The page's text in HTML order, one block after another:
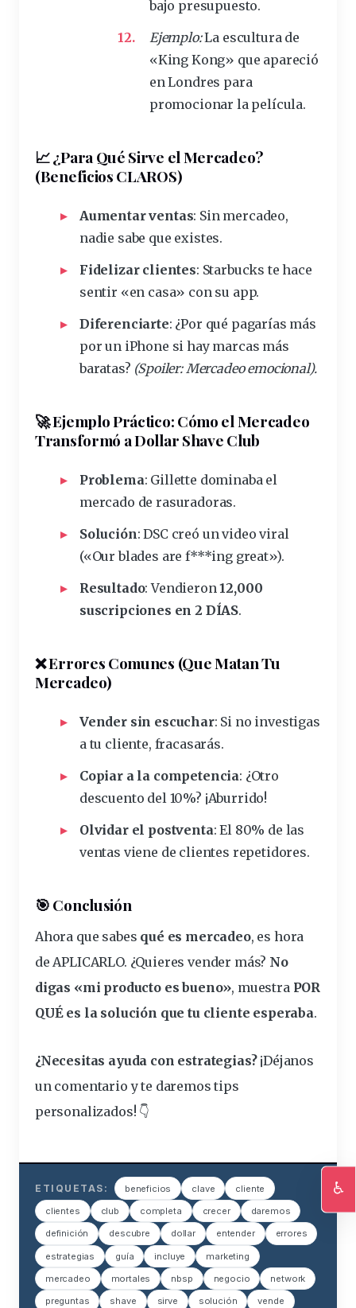
bajo presupuesto.
Ejemplo:La escultura de
«King Kong» que apareció
en Londres para
promocionar la película.
📈 ¿Para Qué Sirve el Mercadeo?
(Beneficios CLAROS)
Aumentarventas: Sin mercadeo,
nadie sabe que existes.
Fidelizar clientes: Starbucks te hace
sentir «en casa» con su app.
Diferenciarte: ¿Por qué pagarías más
por un iPhone si hay marcas más
baratas? (Spoiler: Mercadeo emocional).
🚀 Ejemplo Práctico: Cómo el Mercadeo
Transformó a Dollar Shave Club
Problema: Gillette dominaba el
mercado de rasuradoras.
Solución: DSC creó un video viral
(«Our blades are f***ing great»).
Resultado: Vendieron12,000
suscripciones en 2 DÍAS.
❌ Errores Comunes (Que Matan Tu
Mercadeo)
Vender sin escuchar: Si no investigas
a tu cliente, fracasarás.
Copiar a la competencia: ¿Otro
descuento del 10%? ¡Aburrido!
Olvidar el postventa: El 80% de las
ventas viene de clientes repetidores.
🎯 Conclusión
Ahora que sabes qué es mercadeo, es hora
de APLICARLO. ¿Quieres vender más? No
digas «mi producto es bueno», muestra POR
QUÉ es la solución que tu cliente esperaba.
¿Necesitas ayuda con estrategias?¡Déjanos
un comentario y te daremos tips
personalizados! 👇
ETIQUETAS: beneficios clave cliente
clientes club completa crecer daremos
definición descubre dollar entender errores
estrategias guía incluye marketing
mercadeo mortales nbsp negocio network
preguntas shave sirve solución vende
♿